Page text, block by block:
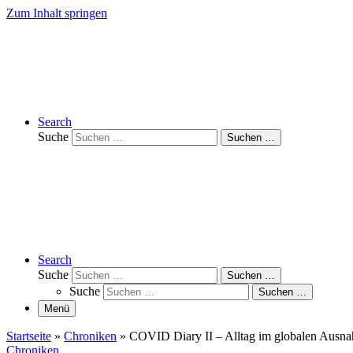
Zum Inhalt springen
Search
Suche
Suchen …
Search
Suche
Suchen …
Suche
Suchen …
Menü
Startseite » Chroniken » COVID Diary II – Alltag im globalen
Chroniken